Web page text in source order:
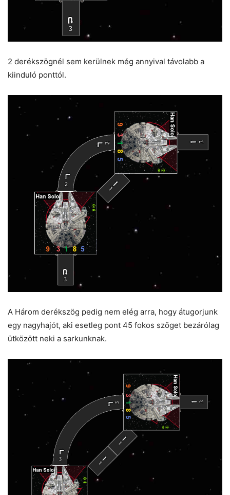
2 derékszögnél sem kerülnek még annyival távolabb a
kiinduló ponttól.
A Három derékszög pedig nem elég arra, hogy átugorjunk
egy nagyhajót, aki esetleg pont 45 fokos szöget bezárólag
ütközött neki a sarkunknak.